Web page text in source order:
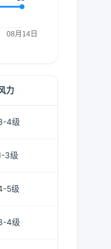
力
4级
3级
5级
4级